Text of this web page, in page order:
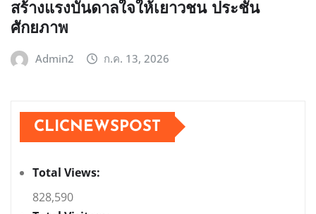
สร้างแรงบันดาลใจให้เยาวชน ประชัน
ศักยภาพ
Admin2 ก.ค. 13, 2026
CLICNEWSPOST
Total Views:
828,590